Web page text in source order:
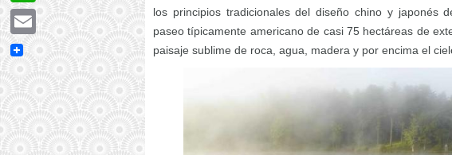
los principios tradicionales del diseño chino y japonés
paseo típicamente americano de casi 75 hectáreas de
paisaje sublime de roca, agua, madera y por encima el
WhatsApp
Email